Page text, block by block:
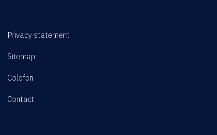
Privacy statement
Sitemap
Colofon
Contact